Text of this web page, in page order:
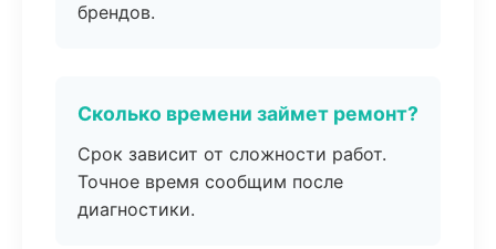
брендов.
Сколько времени займет ремонт?
Срок зависит от сложности работ.
Точное время сообщим после
диагностики.